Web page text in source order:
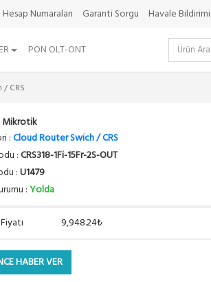
Numaraları Garanti Sorgu Havale Bildirimi
PON OLT-ONT
/ CRS
Mikrotik
:Cloud Router Swich / CRS
:CRS318-1Fi-15Fr-2S-OUT
:U1479
:Yolda
9,948.24₺
HABER VER